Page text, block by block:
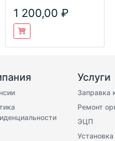
1 200,00
Услуги
Заправка
Ремонт
ЭЦП